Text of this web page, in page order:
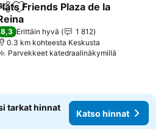
Lisää suosikkeihin
Friends Plaza de la
hinnat
8,3 Erittäin hyvä
1 812
0.3 km kohteesta Keskusta
Parvekkeet katedraalinäkymillä
tarkat hinnat
Katso hinnat